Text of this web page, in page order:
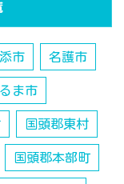
市 名護市
ま市
国頭郡東村
国頭郡本部町